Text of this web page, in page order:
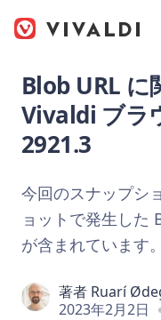
Blob URL に
Vivaldi ブラ
2921.3
今回のスナップシ
ョットで発生した
が含まれています。
著者 Ruarí
2023年2月2日